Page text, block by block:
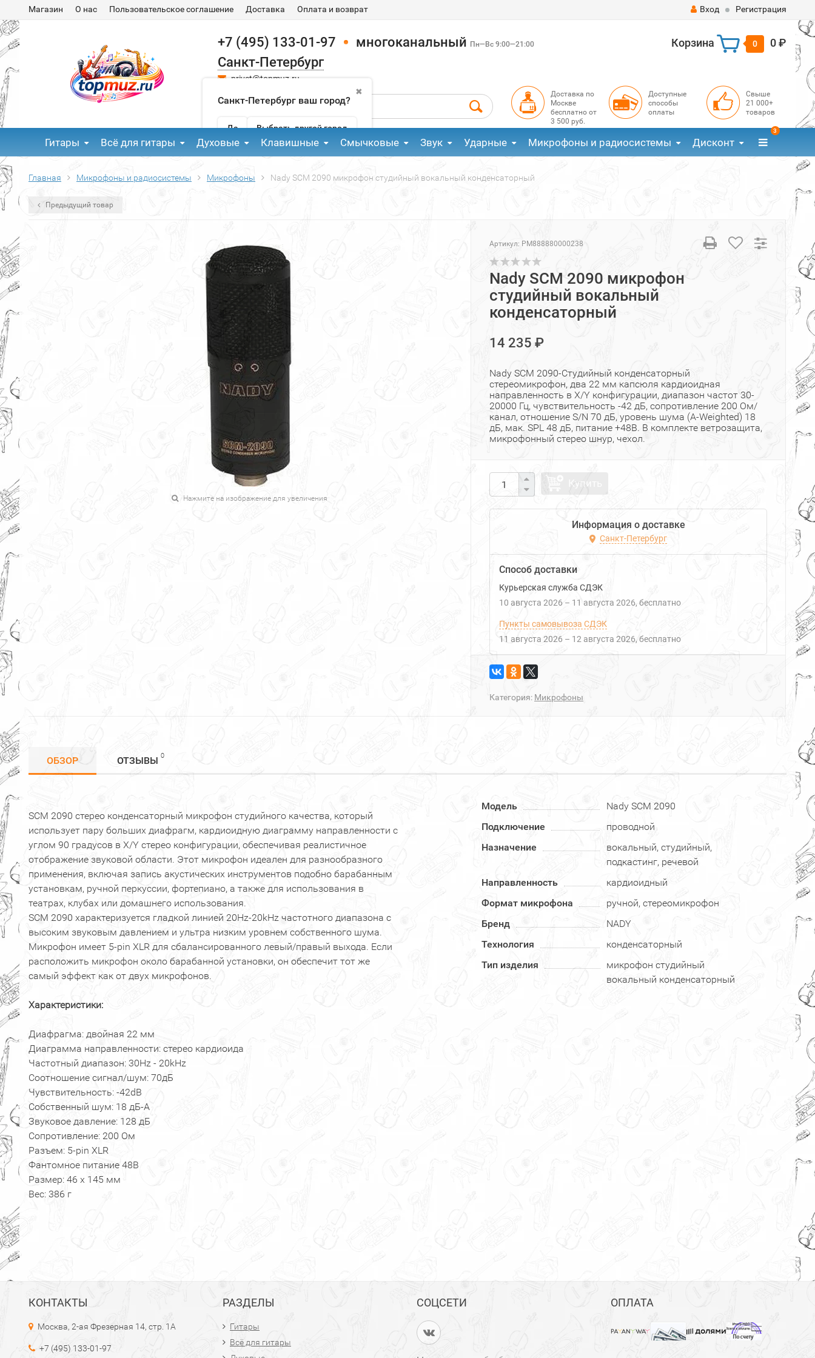
Магазин О нас Пользовательское соглашение Доставка Оплата и возврат Вход Регистрация
+7 (495) 133-01-97 многоканальный Пн—Вс 9:00—21:00
Санкт-Петербург
✖
Санкт-Петербург ваш город?
Да Выбрать другой город
privet@topmuz.ru
Корзина 0 0 ₽
Доставка по
Москве
бесплатно от
3 500 руб.
Доступные
способы
оплаты
Свыше
21 000+
товаров
Гитары Всё для гитары Духовые Клавишные Смычковые Звук Ударные Микрофоны и радиосистемы Дисконт
3
Главная Микрофоны и радиосистемы Микрофоны Nady SCM 2090 микрофон студийный вокальный конденсаторный
Предыдущий товар
Нажмите на изображение для увеличения
Артикул: PM888880000238
Nady SCM 2090 микрофон
студийный вокальный
конденсаторный
14 235 ₽
Nady SCM 2090-Студийный конденсаторный
стереомикрофон, два 22 мм капсюля кардиоидная
направленность в X/Y конфигурации, диапазон частот 30-
20000 Гц, чувствительность -42 дБ, сопротивление 200 Ом/
канал, отношение S/N 70 дБ, уровень шума (A-Weighted) 18
дБ, мак. SPL 48 дБ, питание +48В. В комплекте ветрозащита,
микрофонный стерео шнур, чехол.
Купить
Информация о доставке
Санкт-Петербург
Способ доставки
Курьерская служба СДЭК
10 августа 2026 – 11 августа 2026 Бесплатно
Пункты самовывоза СДЭК
11 августа 2026 – 12 августа 2026 Бесплатно
Категория: Микрофоны
ОБЗОР ОТЗЫВЫ 0
SCM 2090 стерео конденсаторный микрофон студийного качества, который
использует пару больших диафрагм, кардиоидную диаграмму направленности с
углом 90 градусов в X/Y стерео конфигурации, обеспечивая реалистичное
отображение звуковой области. Этот микрофон идеален для разнообразного
применения, включая запись акустических инструментов подобно барабанным
установкам, ручной перкуссии, фортепиано, а также для использования в
театрах, клубах или домашнего использования.
SCM 2090 характеризуется гладкой линией 20Hz-20kHz частотного диапазона с
высоким звуковым давлением и ультра низким уровнем собственного шума.
Микрофон имеет 5-pin XLR для сбалансированного левый/правый выхода. Если
расположить микрофон около барабанной установки, он обеспечит тот же
самый эффект как от двух микрофонов.
Характеристики:
Диафрагма: двойная 22 мм
Диаграмма направленности: стерео кардиоида
Частотный диапазон: 30Hz - 20kHz
Соотношение сигнал/шум: 70дБ
Чувствительность: -42dB
Собственный шум: 18 дБ-А
Звуковое давление: 128 дБ
Сопротивление: 200 Ом
Разъем: 5-pin XLR
Фантомное питание 48В
Размер: 46 х 145 мм
Вес: 386 г
Модель
Nady SCM 2090
Подключение
проводной
Назначение
вокальный, студийный,
подкастинг, речевой
Направленность
кардиоидный
Формат микрофона
ручной, стереомикрофон
Бренд
NADY
Технология
конденсаторный
Тип изделия
микрофон студийный
вокальный конденсаторный
КОНТАКТЫ
Москва, 2-ая Фрезерная 14, стр. 1А
+7 (495) 133-01-97
РАЗДЕЛЫ
Гитары
Всё для гитары
СОЦСЕТИ ОПЛАТА